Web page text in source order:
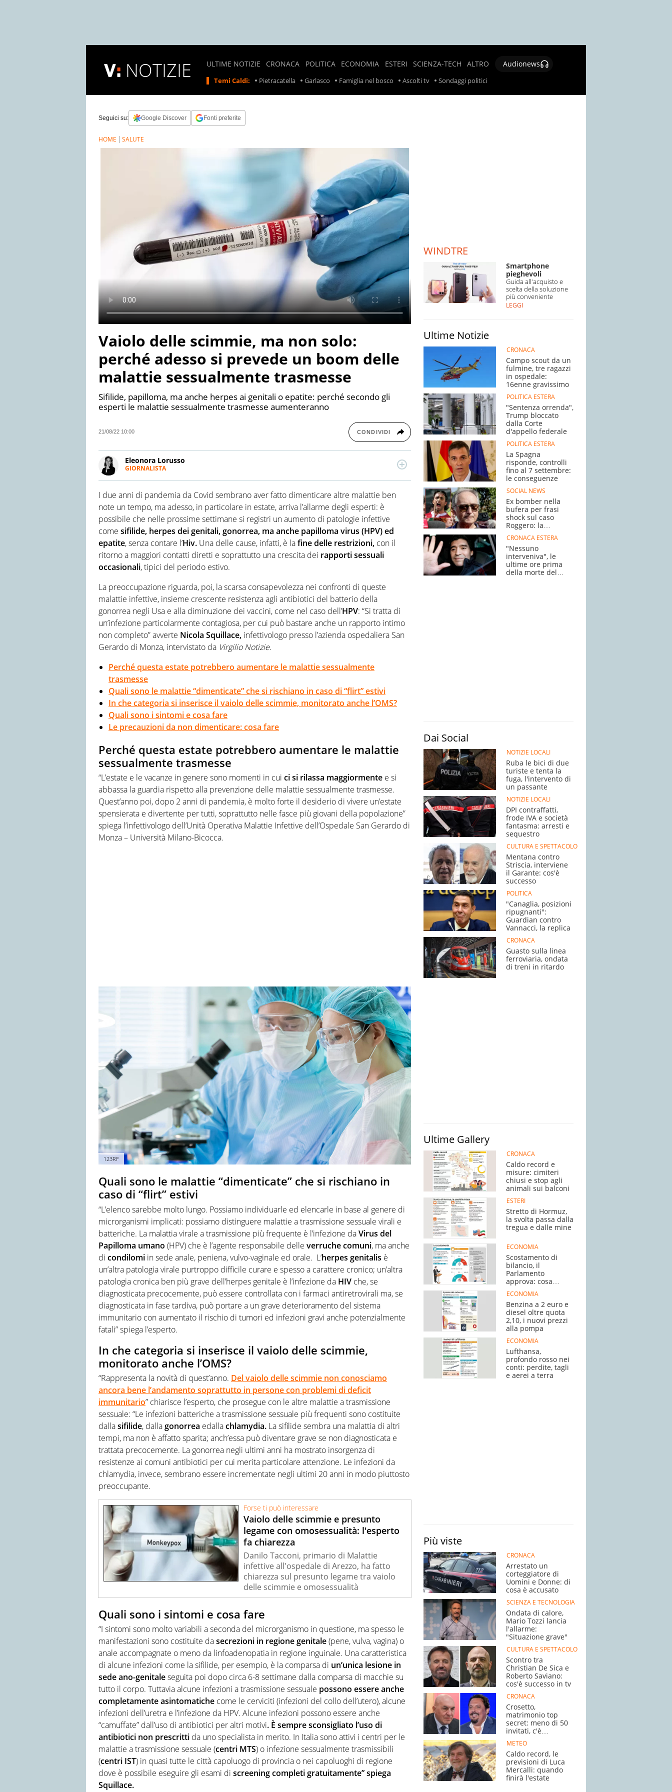
NOTIZIE ULTIME NOTIZIE
CRONACA
LOCALI
SUL
METEO
TERREMOTI
E VULCANI
POLITICA
POLITICI
ECONOMIA
ESTERI
ESTERA
SCIENZA-TECH
ALTRO
Audionews
Temi Caldi: Pietracatella Garlasco Famiglia nel bosco Ascolti tv Sondaggi politici
Seguici su: Google Discover Fonti preferite
HOME SALUTE
Vaiolo delle scimmie, ma non solo:
perché adesso si prevede un boom delle
malattie sessualmente trasmesse
Sifilide, papilloma, ma anche herpes ai genitali o epatite: perché secondo gli
esperti le malattie sessualmente trasmesse aumenteranno
21/08/22 10:00 CONDIVIDI
Eleonora Lorusso
GIORNALISTA
Virgilio Notizie si occupa di approfondimenti e interviste, in particolare su Salute,
Esteri e Politica.
I due anni di pandemia da Covid sembrano aver fatto dimenticare altre malattie ben
note un tempo, ma adesso, in particolare in estate, arriva l’allarme degli esperti: è
possibile che nelle prossime settimane si registri un aumento di patologie infettive
come sifilide, herpes dei genitali, gonorrea, ma anche papilloma virus (HPV) ed
epatite, senza contare l’Hiv. Una delle cause, infatti, è lafine delle restrizioni, con il
ritorno a maggiori contatti diretti e soprattutto una crescita dei rapporti sessuali
occasionali, tipici del periodo estivo.
La preoccupazione riguarda, poi, la scarsa consapevolezza nei confronti di queste
malattie infettive, insieme crescente resistenza agli antibiotici del batterio della
gonorrea negli Usa e alla diminuzione dei vaccini, come nel caso dell’HPV: “Si tratta di
un’infezione particolarmente contagiosa, per cui può bastare anche un rapporto intimo
non completo” avverte Nicola Squillace, infettivologo presso l’azienda ospedaliera San
Gerardo di Monza, intervistato da Virgilio Notizie.
Perché questa estate potrebbero aumentare le malattie sessualmente
trasmesse
Quali sono le malattie “dimenticate” che si rischiano in caso di “flirt” estivi
In che categoria si inserisce il vaiolo delle scimmie, monitorato anche l’OMS?
Quali sono i sintomi e cosa fare
Le precauzioni da non dimenticare: cosa fare
Perché questa estate potrebbero aumentare le malattie
sessualmente trasmesse
“L’estate e le vacanze in genere sono momenti in cui ci si rilassa maggiormente e si
abbassa la guardia rispetto alla prevenzione delle malattie sessualmente trasmesse.
Quest’anno poi, dopo 2 anni di pandemia, è molto forte il desiderio di vivere un’estate
spensierata e divertente per tutti, soprattutto nelle fasce più giovani della popolazione”
spiega l’infettivologo dell’Unità Operativa Malattie Infettive dell’Ospedale San Gerardo di
Monza – Università Milano-Bicocca.
123RF
Quali sono le malattie “dimenticate” che si rischiano in
caso di “flirt” estivi
“L’elenco sarebbe molto lungo. Possiamo individuarle ed elencarle in base al genere di
microrganismi implicati: possiamo distinguere malattie a trasmissione sessuale virali e
batteriche. La malattia virale a trasmissione più frequente è l’infezione daVirus del
Papilloma umano (HPV) che è l’agente responsabile delle verruche comuni, ma anche
di condilomi in sede anale, peniena, vulvo-vaginale ed orale. L’herpes genitalis è
un’altra patologia virale purtroppo difficile curare e spesso a carattere cronico; un’altra
patologia cronica ben più grave dell’herpes genitale è l’infezione da HIV che, se
diagnosticata precocemente, può essere controllata con i farmaci antiretrovirali ma, se
diagnosticata in fase tardiva, può portare a un grave deterioramento del sistema
immunitario con aumentato il rischio di tumori ed infezioni gravi anche potenzialmente
fatali” spiega l’esperto.
In che categoria si inserisce il vaiolo delle scimmie,
monitorato anche l’OMS?
“Rappresenta la novità di quest’anno. Del vaiolo delle scimmie non conosciamo
ancora bene l’andamento soprattutto in persone con problemi di deficit
immunitario” chiarisce l’esperto, che prosegue con le altre malattie a trasmissione
sessuale: “Le infezioni batteriche a trasmissione sessuale più frequenti sono costituite
dallasifilide, dallagonorrea edallachlamydia. La sifilide sembra una malattia di altri
tempi, ma non è affatto sparita; anch’essa può diventare grave se non diagnosticata e
trattata precocemente. La gonorrea negli ultimi anni ha mostrato insorgenza di
resistenze ai comuni antibiotici per cui merita particolare attenzione. Le infezioni da
chlamydia, invece, sembrano essere incrementate negli ultimi 20 anni in modo piuttosto
preoccupante.
Forse ti può interessare
Vaiolo delle scimmie e presunto
legame con omosessualità: l'esperto
fa chiarezza
Danilo Tacconi, primario di Malattie
infettive all'ospedale di Arezzo, ha fatto
chiarezza sul presunto legame tra vaiolo
delle scimmie e omosessualità
Quali sono i sintomi e cosa fare
“I sintomi sono molto variabili a seconda del microrganismo in questione, ma spesso le
manifestazioni sono costituite dasecrezioni in regione genitale(pene, vulva, vagina) o
anale accompagnate o meno da linfoadenopatia in regione inguinale. Una caratteristica
di alcune infezioni come la sifilide, per esempio, è la comparsa di un’unica lesione in
sede ano-genitaleseguita poi dopo circa 6-8 settimane dalla comparsa di macchie su
tutto il corpo. Tuttavia alcune infezioni a trasmissione sessuale possono essere anche
completamente asintomatiche come le cerviciti (infezioni del collo dell’utero), alcune
infezioni dell’uretra e l’infezione da HPV. Alcune infezioni possono essere anche
“camuffate” dall’uso di antibiotici per altri motivi. È sempre sconsigliato l’uso di
antibiotici non prescritti da uno specialista in merito. In Italia sono attivi i centri per le
malattie a trasmissione sessuale (centri MTS) o infezione sessualmente trasmissibili
(centri IST) in quasi tutte le città capoluogo di provincia o nei capoluoghi di regione
dove è possibile eseguire gli esami di screening completi gratuitamente” spiega
Squillace.
WINDTRE
Smartphone
pieghevoli
Guida all'acquisto e
scelta della soluzione
più conveniente
LEGGI
Ultime Notizie
CRONACA
Campo scout da un
fulmine, tre ragazzi
in ospedale:
16enne gravissimo
POLITICA ESTERA
"Sentenza orrenda",
Trump bloccato
dalla Corte
d'appello federale
POLITICA ESTERA
La Spagna
risponde, controlli
fino al 7 settembre:
le conseguenze
SOCIAL NEWS
Ex bomber nella
bufera per frasi
shock sul caso
Roggero: la
polemica
CRONACA ESTERA
"Nessuno
interveniva", le
ultime ore prima
della morte del
Dai Social
NOTIZIE LOCALI
Ruba le bici di due
turiste e tenta la
fuga, l'intervento di
un passante
NOTIZIE LOCALI
DPI contraffatti,
frode IVA e società
fantasma: arresti e
sequestro
CULTURA E SPETTACOLO
Mentana contro
Striscia, interviene
il Garante: cos'è
successo
POLITICA
"Canaglia, posizioni
ripugnanti":
Guardian contro
Vannacci, la replica
CRONACA
Guasto sulla linea
ferroviaria, ondata
di treni in ritardo
Ultime Gallery
CRONACA
Caldo record e
misure: cimiteri
chiusi e stop agli
animali sui balconi
ESTERI
Stretto di Hormuz,
la svolta passa dalla
tregua e dalle mine
ECONOMIA
Scostamento di
bilancio, il
Parlamento
approva: cosa
succede adesso
ECONOMIA
Benzina a 2 euro e
diesel oltre quota
2,10, i nuovi prezzi
alla pompa
ECONOMIA
Lufthansa,
profondo rosso nei
conti: perdite, tagli
e aerei a terra
Più viste
CRONACA
Arrestato un
corteggiatore di
Uomini e Donne: di
cosa è accusato
SCIENZA E TECNOLOGIA
Ondata di calore,
Mario Tozzi lancia
l'allarme:
"Situazione grave"
CULTURA E SPETTACOLO
Scontro tra
Christian De Sica e
Roberto Saviano:
cos'è successo in tv
CRONACA
Crosetto,
matrimonio top
secret: meno di 50
invitati, c'è
Brignano
METEO
Caldo record, le
previsioni di Luca
Mercalli: quando
finirà l'estate